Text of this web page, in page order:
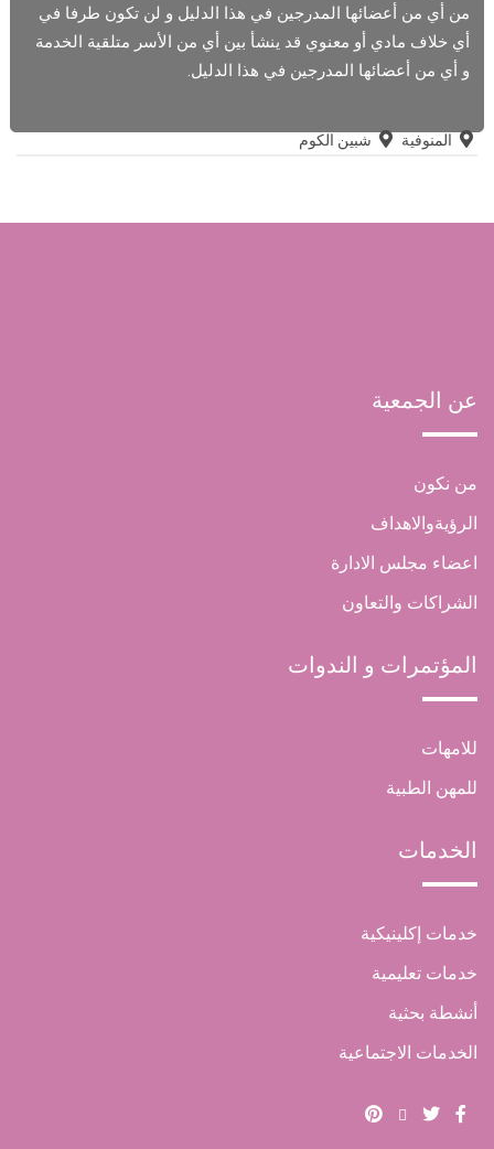
من أي من أعضائها المدرجين في هذا الدليل و لن تكون طرفا في
أي خلاف مادي أو معنوي قد ينشأ بين أي من الأسر متلقية الخدمة
و أي من أعضائها المدرجين في هذا الدليل.
المنوفية شبين الكوم
عن الجمعية
من نكون
الرؤيةوالاهداف
اعضاء مجلس الادارة
الشراكات والتعاون
المؤتمرات و الندوات
للامهات
للمهن الطبية
الخدمات
خدمات إكلينيكية
خدمات تعليمية
أنشطة بحثية
الخدمات الاجتماعية